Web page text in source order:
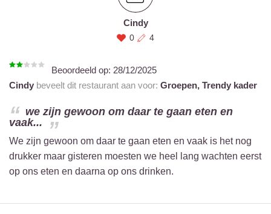
Cindy
0 4
Beoordeeld op: 28/12/2025
Cindy beveelt dit restaurant aan voor: Groepen, Trendy kader
we zijn gewoon om daar te gaan eten en
vaak...
We zijn gewoon om daar te gaan eten en vaak is het nog
drukker maar gisteren moesten we heel lang wachten eerst
op ons eten en daarna op ons drinken.